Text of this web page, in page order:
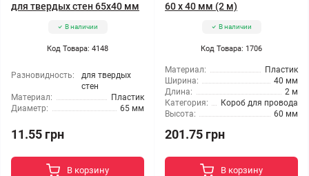
для твердых стен 65x40 мм
В наличии
Код Товара: 4148
Разновидность:
для твердых
стен
Материал:
Пластик
Диаметр:
65 мм
11.55 грн
В корзину
60 х 40 мм (2 м)
В наличии
Код Товара: 1706
Материал:
Пластик
Ширина:
40 мм
Длина:
2 м
Категория:
Короб для провода
Высота:
60 мм
201.75 грн
В корзину